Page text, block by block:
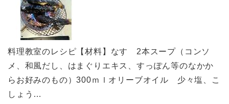
料理教室のレシピ【材料】なす 2本スープ（コンソ
メ、和風だし、はまぐりエキス、すっぽん等のなかか
らお好みのもの）300ｍｌオリーブオイル 少々塩、こ
しょう…